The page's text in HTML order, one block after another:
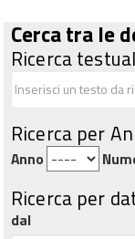
Cerca tra le
Ricerca
Ricerca per
Anno
Ricerca per
dal